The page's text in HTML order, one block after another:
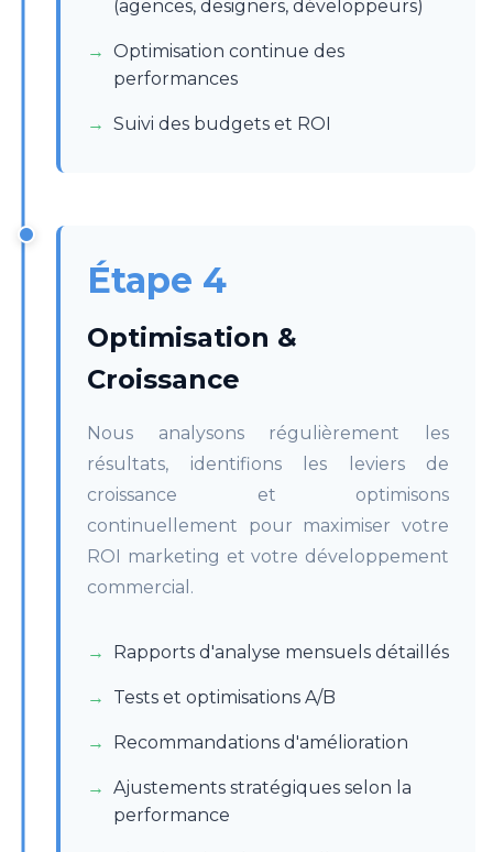
(agences, designers, développeurs)
Optimisation continue des
performances
Suivi des budgets et ROI
Étape 4
Optimisation &
Croissance
Nous analysons régulièrement les
résultats, identifions les leviers de
croissance et optimisons
continuellement pour maximiser votre
ROI marketing et votre développement
commercial.
Rapports d'analyse mensuels détaillés
Tests et optimisations A/B
Recommandations d'amélioration
Ajustements stratégiques selon la
performance